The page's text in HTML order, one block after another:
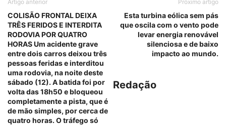
Artigo anterior
COLISÃO FRONTAL DEIXA
TRÊS FERIDOS E INTERDITA
RODOVIA POR QUATRO
HORAS Um acidente grave
entre dois carros deixou três
pessoas feridas e interditou
uma rodovia, na noite deste
sábado (12). A batida foi por
volta das 18h50 e bloqueou
completamente a pista, que é
de mão simples, por cerca de
quatro horas. O tráfego só
Próximo artigo
Esta turbina eólica sem pás
que oscila com o vento pode
levar energia renovável
silenciosa e de baixo
impacto ao mundo.
Redação